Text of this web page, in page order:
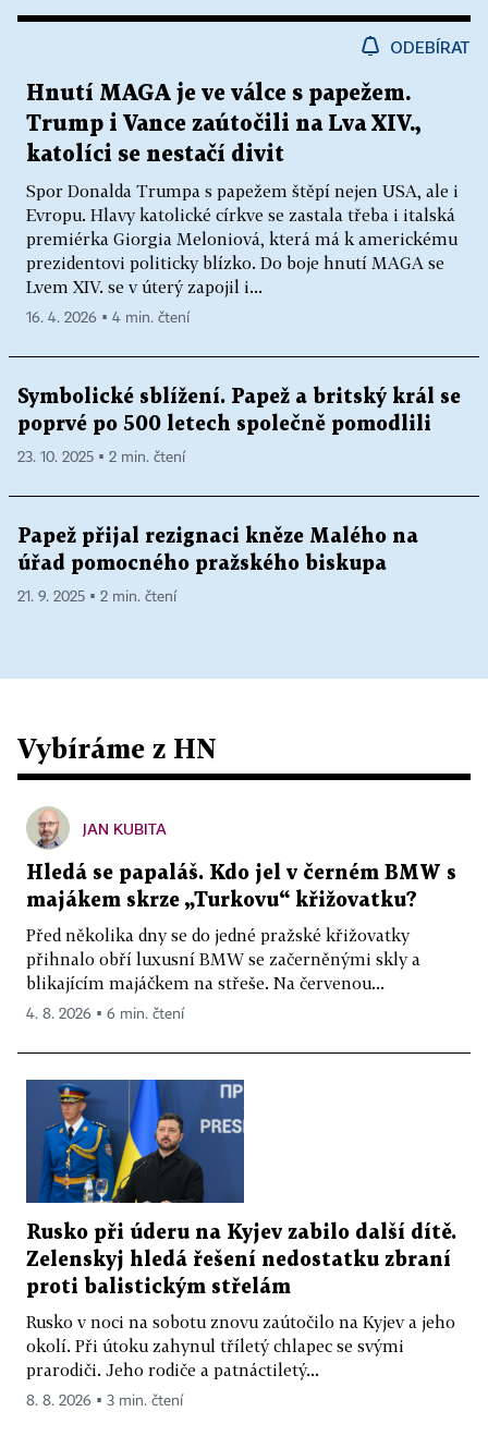
ODEBÍRAT
Hnutí MAGA je ve válce s papežem.
Trump i Vance zaútočili na Lva XIV.,
katolíci se nestačí divit
Spor Donalda Trumpa s papežem štěpí nejen USA, ale i
Evropu. Hlavy katolické církve se zastala třeba i italská
premiérka Giorgia Meloniová, která má k americkému
prezidentovi politicky blízko. Do boje hnutí MAGA se
Lvem XIV. se v úterý zapojil i...
16. 4. 2026 ▪ 4 min. čtení
Symbolické sblížení. Papež a britský král se
poprvé po 500 letech společně pomodlili
23. 10. 2025 ▪ 2 min. čtení
Papež přijal rezignaci kněze Malého na
úřad pomocného pražského biskupa
21. 9. 2025 ▪ 2 min. čtení
Vybíráme z HN
JAN KUBITA
Hledá se papaláš. Kdo jel v černém BMW s
majákem skrze „Turkovu“ křižovatku?
Před několika dny se do jedné pražské křižovatky
přihnalo obří luxusní BMW se začerněnými skly a
blikajícím majáčkem na střeše. Na červenou...
4. 8. 2026 ▪ 6 min. čtení
Rusko při úderu na Kyjev zabilo další dítě.
Zelenskyj hledá řešení nedostatku zbraní
proti balistickým střelám
Rusko v noci na sobotu znovu zaútočilo na Kyjev a jeho
okolí. Při útoku zahynul tříletý chlapec se svými
prarodiči. Jeho rodiče a patnáctiletý...
8. 8. 2026 ▪ 3 min. čtení